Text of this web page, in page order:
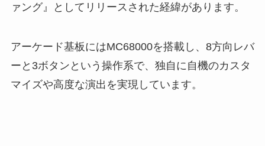
ァング』としてリリースされた経緯があります。
アーケード基板にはMC68000を搭載し、8方向レバ
ーと3ボタンという操作系で、独自に自機のカスタ
マイズや高度な演出を実現しています。